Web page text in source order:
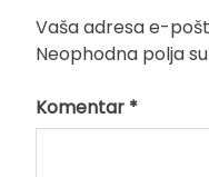
Vaša adresa e-
Neophodna polja
Komentar *